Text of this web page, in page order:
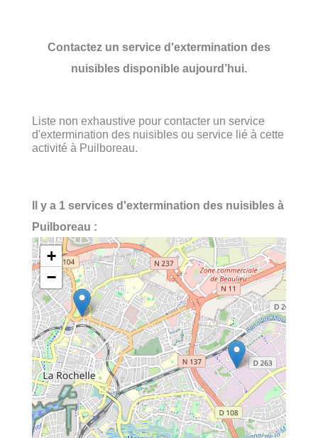
Contactez un service d'extermination des
nuisibles disponible aujourd’hui.
Liste non exhaustive pour contacter un service
d'extermination des nuisibles ou service lié à cette
activité à Puilboreau.
Il y a 1 services d'extermination des nuisibles à
Puilboreau :
+
−